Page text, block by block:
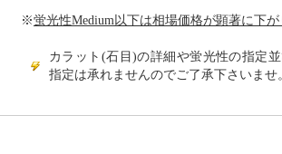
※蛍光性Medium以下は相場価格が顕著に下が
カラット(石目)の詳細や蛍光性の指定
指定は承れませんのでご了承下さいませ